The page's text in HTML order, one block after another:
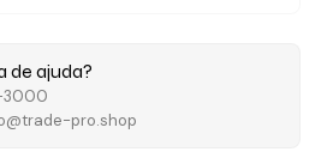
de ajuda?
3000
pro.shop